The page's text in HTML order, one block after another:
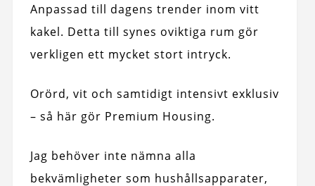
Anpassad till dagens trender inom vitt
kakel. Detta till synes oviktiga rum gör
verkligen ett mycket stort intryck.
Orörd, vit och samtidigt intensivt exklusiv
– så här gör Premium Housing.
Jag behöver inte nämna alla
bekvämligheter som hushållsapparater,